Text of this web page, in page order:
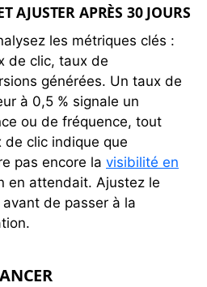
AJUSTER APRÈS 30 JOURS
les métriques clés :
de clic, taux de
générées. Un taux de
à 0,5 % signale un
ou de fréquence, tout
clic indique que
pas encore la visibilité en
en attendait. Ajustez le
de passer à la